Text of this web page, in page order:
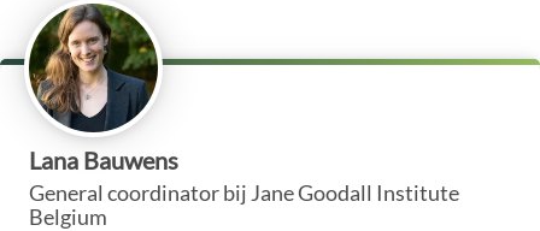
Lana Bauwens
General coordinatorbij Jane Goodall Institute
Belgium